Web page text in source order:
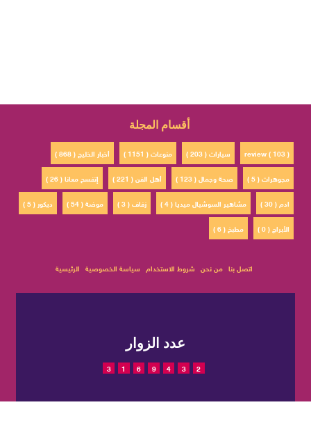
أقسام المجلة
أخبار الخليج ( 868 ) منوعات ( 1151 ) سيارات ( 203 )
review ( 103 )
إتفسح معانا ( 26 )
أهل الفن ( 221 ) صحة وجمال ( 123 )
مجوهرات ( 5 )
ديكور ( 5 )
موضة ( 54 ) زفاف ( 3 ) مشاهير السوشيال ميديا ( 4 )
ادم ( 30 )
مطبخ ( 6 )
الأبراج ( 0 )
الرئيسية سياسة الخصوصية شروط الاستخدام من نحن اتصل بنا
عدد الزوار
3 1 6 9 4 3 2